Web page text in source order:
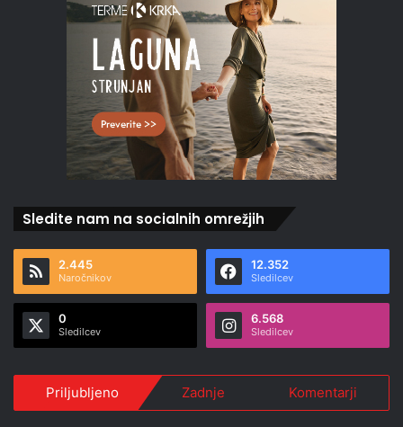
Sledite nam na socialnih omrežjih
2.445
Naročnikov
12.352
Sledilcev
0
Sledilcev
6.568
Sledilcev
Priljubljeno Zadnje Komentarji